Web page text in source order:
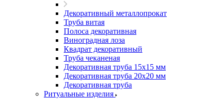
Декоративный металлопрокат
Труба витая
Полоса декоративная
Виноградная лоза
Квадрат декоративный
Труба чеканеная
Декоративная труба 15х15 мм
Декоративная труба 20х20 мм
Декоративная труба
Ритуальные изделия